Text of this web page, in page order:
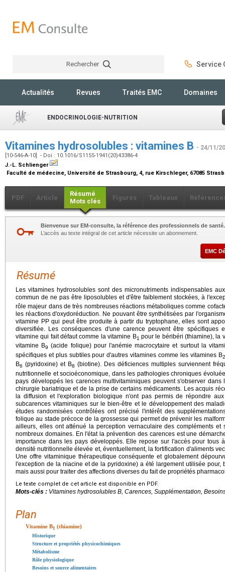
Rechercher Service
Actualités Revues Traités EMC Domaines
ENDOCRINOLOGIE-NUTRITION
Vitamines hydrosolubles : vitamines B - 24/11/20
[10-546-A-10] - Doi : 10.1016/S1155-1941(20)43386-4
J.-L. Schlienger
Faculté de médecine, Université de Strasbourg, 4, rue Kirschleger, 67085
PDF Article
Résumé
Mots clés
Figures Tableaux
Bienvenue sur EM-consulte, la référence des professionnels de santé.
L’accès au texte intégral de cet article nécessite un abonnement.
EMC
Résumé
Les vitamines hydrosolubles sont des micronutriments indispensables
commun de ne pas être liposolubles et d'être faiblement stockées, à
rôle majeur dans de très nombreuses réactions métaboliques comme
les réactions d'oxydoréduction. Ne pouvant être synthétisées par
vitamine PP qui peut être produite à partir du tryptophane, elles sont
diversifiée. Les conséquences d'une carence peuvent être spécifiques
vitamine qui fait défaut comme la vitamine B1 pour le béribéri (thiamine), la
vitamine B9 (acide folique) pour l'anémie macrocytaire et surtout la
spécifiques et plus subtiles pour d'autres vitamines comme les vitamines B2
B6 (pyridoxine) et B8 (biotine). Des déficiences multiples surviennent
nutritionnelle et socioéconomique, dans les pathologies chroniques
pays développés les carences multivitaminiques peuvent s'observer
chirurgie bariatrique et de la prise de certains médicaments. Les acquis
la diffusion et l'exploration biologique n'ont pas permis de répondre
subcarences vitaminiques sur le bien-être et le développement des
études randomisées contrôlées ont précisé l'intérêt des
folique au stade précoce de la grossesse qui permet de prévenir les
ailleurs, elles ont atténué la perception vernaculaire des compléments et
nombreux domaines. En l'état la prévention des carences est une
importance dans les pays développés. Elle repose sur l'accès pour tous
densité nutritionnelle élevée et, éventuellement, la fortification d'aliments
Une offre vitaminique thérapeutique conséquente et globalement
l'exception de la niacine et de la pyridoxine) a été largement utilisée pour,
mais aussi pour traiter des affections diverses du fait de propriétés
Le texte complet de cet article est disponible en PDF.
Mots-clés : Vitamines hydrosolubles B, Carences, Supplémentation,
Plan
Vitamine B1 (thiamine)
Historique
Structure et propriétés physicochimiques
Métabolisme
Rôle physiologique
Besoins et source alimentaires